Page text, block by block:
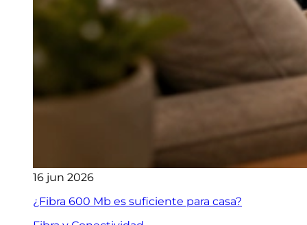
16 jun 2026
¿Fibra 600 Mb es suficiente para casa?